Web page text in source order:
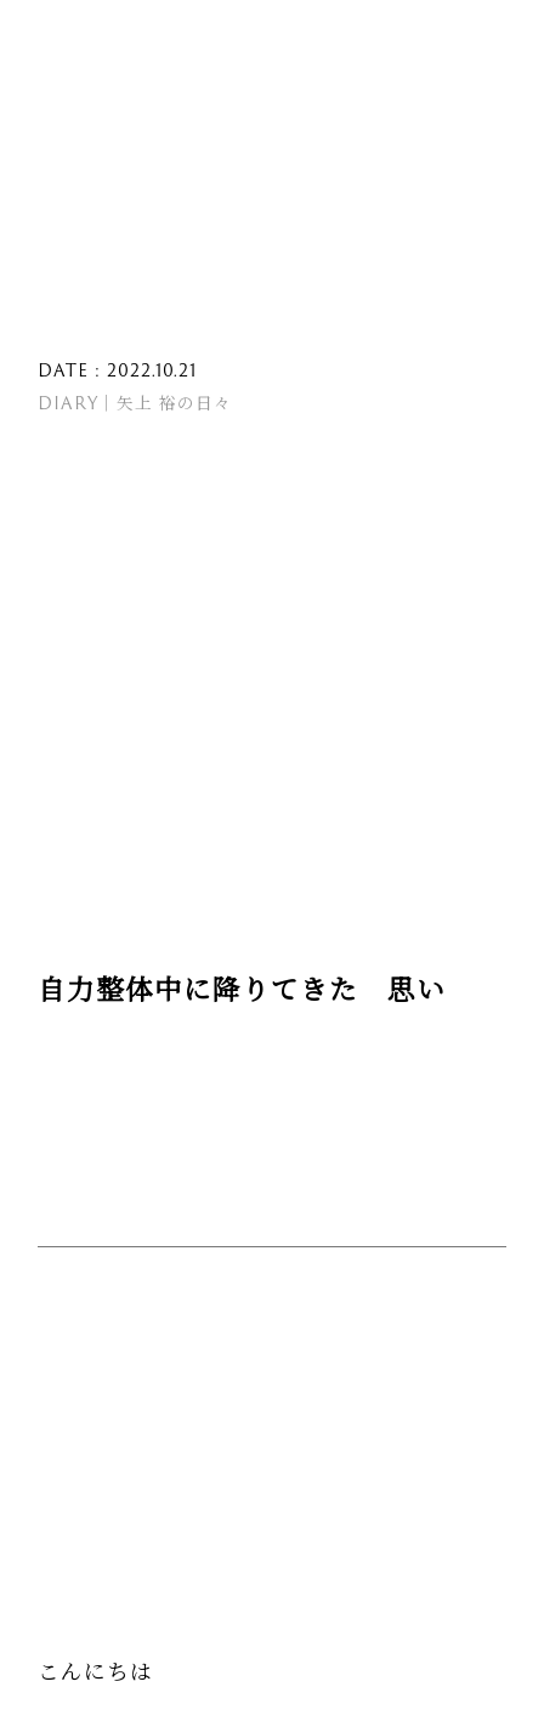
DATE : 2022.10.21
DIARY｜矢上 裕の日々
自力整体中に降りてきた 思い
こんにちは